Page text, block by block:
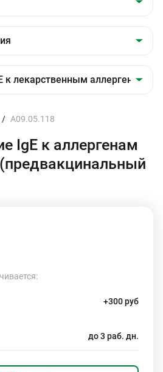
/ A09.05.118
IgE к аллергенам
+300 руб
до 3 раб. дн.